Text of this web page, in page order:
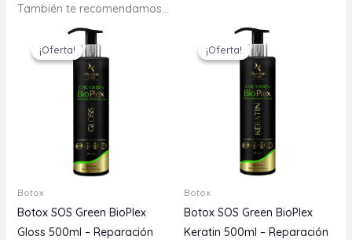
También te recomendamos…
¡Oferta!
¡Oferta!
Botox
Botox SOS Green BioPlex
Gloss 500ml – Reparación
precio
original
$78.990.
El
precio
actual
es:
$9.990.
¡Oferta!
¡Oferta!
Botox
Botox SOS Green BioPlex
Keratin 500ml – Reparación
precio
original
$78.990.
El
precio
actual
es:
$9.990.